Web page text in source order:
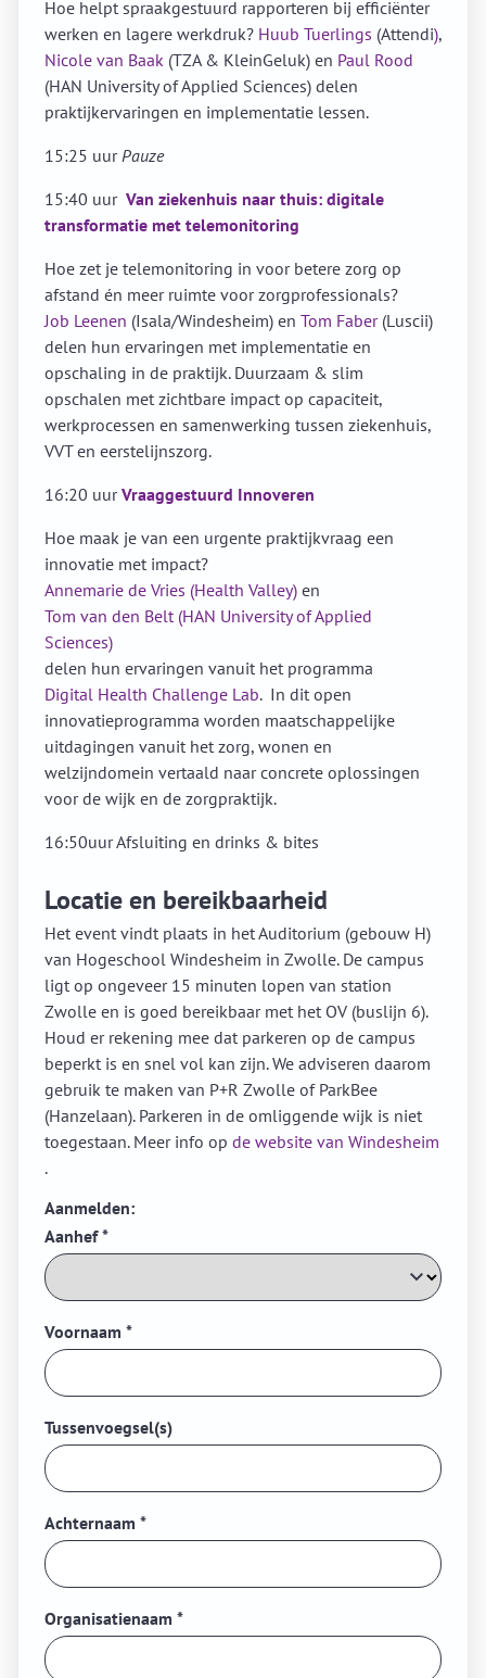
Hoe helpt spraakgestuurd rapporteren bij efficiënter
werken en lagere werkdruk? Huub Tuerlings (Attendi),
Nicole van Baak (TZA & KleinGeluk) en Paul Rood
(HAN University of Applied Sciences) delen
praktijkervaringen en implementatie lessen.
15:25 uur Pauze
15:40 uur Van ziekenhuis naar thuis: digitale
transformatie met telemonitoring
Hoe zet je telemonitoring in voor betere zorg op
afstand én meer ruimte voor zorgprofessionals?
Job Leenen (Isala/Windesheim) en Tom Faber(Luscii)
delen hun ervaringen met implementatie en
opschaling in de praktijk. Duurzaam & slim
opschalen met zichtbare impact op capaciteit,
werkprocessen en samenwerking tussen ziekenhuis,
VVT en eerstelijnszorg.
16:20 uur Vraaggestuurd Innoveren
Hoe maak je van een urgente praktijkvraag een
innovatie met impact?
Annemarie de Vries (Health Valley) en
Tom van den Belt (HAN University of Applied
Sciences)
delen hun ervaringen vanuit het programma
Digital Health Challenge Lab. In dit open
innovatieprogramma worden maatschappelijke
uitdagingen vanuit het zorg, wonen en
welzijndomein vertaald naar concrete oplossingen
voor de wijk en de zorgpraktijk.
16:50uur Afsluiting en drinks & bites
Locatie en bereikbaarheid
Het event vindt plaats in het Auditorium (gebouw H)
van Hogeschool Windesheim in Zwolle. De campus
ligt op ongeveer 15 minuten lopen van station
Zwolle en is goed bereikbaar met het OV (buslijn 6).
Houd er rekening mee dat parkeren op de campus
beperkt is en snel vol kan zijn. We adviseren daarom
gebruik te maken van P+R Zwolle of ParkBee
(Hanzelaan). Parkeren in de omliggende wijk is niet
toegestaan. Meer info op de website van Windesheim
.
Aanmelden:
Aanhef*
Voornaam *
Tussenvoegsel(s)
Achternaam *
Organisatienaam *